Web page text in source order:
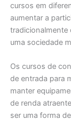
cursos em
aumentar a
tradicionalmente
uma sociedade
Os cursos de
de entrada para
manter
de renda
ser uma forma